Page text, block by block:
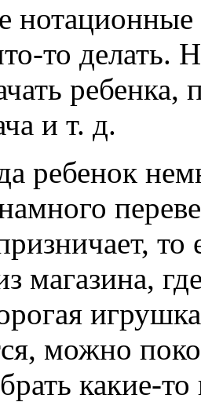
нотационные
то делать.
ребенка,
и т. д.
ребенок
то
магазина,
можно
какие-то